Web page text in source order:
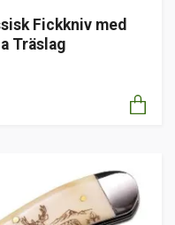
Fickkniv med
Träslag